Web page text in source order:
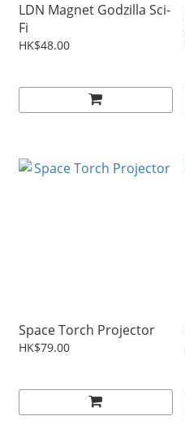
LDN Magnet Godzilla Sci-
Fi
HK$48.00
Space Torch Projector
HK$79.00